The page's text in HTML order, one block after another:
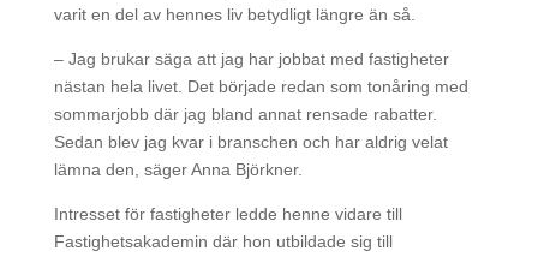
varit en del av hennes liv betydligt längre än så.
– Jag brukar säga att jag har jobbat med fastigheter
nästan hela livet. Det började redan som tonåring med
sommarjobb där jag bland annat rensade rabatter.
Sedan blev jag kvar i branschen och har aldrig velat
lämna den, säger Anna Björkner.
Intresset för fastigheter ledde henne vidare till
Fastighetsakademin där hon utbildade sig till